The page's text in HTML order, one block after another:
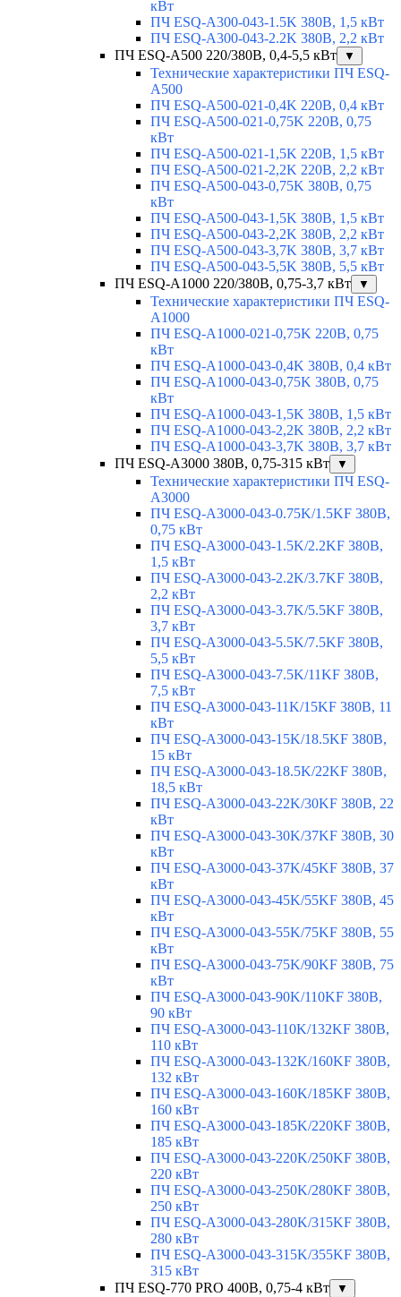
кВт
ПЧ ESQ-A300-043-1.5K 380В, 1,5 кВт
ПЧ ESQ-A300-043-2.2K 380В, 2,2 кВт
ПЧ ESQ-A500 220/380В, 0,4-5,5 кВт
▼
Технические характеристики ПЧ ESQ-
A500
ПЧ ESQ-A500-021-0,4K 220В, 0,4 кВт
ПЧ ESQ-A500-021-0,75K 220В, 0,75
кВт
ПЧ ESQ-A500-021-1,5K 220В, 1,5 кВт
ПЧ ESQ-A500-021-2,2K 220В, 2,2 кВт
ПЧ ESQ-A500-043-0,75K 380В, 0,75
кВт
ПЧ ESQ-A500-043-1,5K 380В, 1,5 кВт
ПЧ ESQ-A500-043-2,2K 380В, 2,2 кВт
ПЧ ESQ-A500-043-3,7K 380В, 3,7 кВт
ПЧ ESQ-A500-043-5,5K 380В, 5,5 кВт
ПЧ ESQ-A1000 220/380В, 0,75-3,7 кВт
▼
Технические характеристики ПЧ ESQ-
A1000
ПЧ ESQ-A1000-021-0,75K 220В, 0,75
кВт
ПЧ ESQ-A1000-043-0,4K 380В, 0,4 кВт
ПЧ ESQ-A1000-043-0,75K 380В, 0,75
кВт
ПЧ ESQ-A1000-043-1,5K 380В, 1,5 кВт
ПЧ ESQ-A1000-043-2,2K 380В, 2,2 кВт
ПЧ ESQ-A1000-043-3,7K 380В, 3,7 кВт
ПЧ ESQ-A3000 380В, 0,75-315 кВт
▼
Технические характеристики ПЧ ESQ-
A3000
ПЧ ESQ-A3000-043-0.75K/1.5KF 380В,
0,75 кВт
ПЧ ESQ-A3000-043-1.5K/2.2KF 380В,
1,5 кВт
ПЧ ESQ-A3000-043-2.2K/3.7KF 380В,
2,2 кВт
ПЧ ESQ-A3000-043-3.7K/5.5KF 380В,
3,7 кВт
ПЧ ESQ-A3000-043-5.5K/7.5KF 380В,
5,5 кВт
ПЧ ESQ-A3000-043-7.5K/11KF 380В,
7,5 кВт
ПЧ ESQ-A3000-043-11K/15KF 380В, 11
кВт
ПЧ ESQ-A3000-043-15K/18.5KF 380В,
15 кВт
ПЧ ESQ-A3000-043-18.5K/22KF 380В,
18,5 кВт
ПЧ ESQ-A3000-043-22K/30KF 380В, 22
кВт
ПЧ ESQ-A3000-043-30K/37KF 380В, 30
кВт
ПЧ ESQ-A3000-043-37K/45KF 380В, 37
кВт
ПЧ ESQ-A3000-043-45K/55KF 380В, 45
кВт
ПЧ ESQ-A3000-043-55K/75KF 380В, 55
кВт
ПЧ ESQ-A3000-043-75K/90KF 380В, 75
кВт
ПЧ ESQ-A3000-043-90K/110KF 380В,
90 кВт
ПЧ ESQ-A3000-043-110K/132KF 380В,
110 кВт
ПЧ ESQ-A3000-043-132K/160KF 380В,
132 кВт
ПЧ ESQ-A3000-043-160K/185KF 380В,
160 кВт
ПЧ ESQ-A3000-043-185K/220KF 380В,
185 кВт
ПЧ ESQ-A3000-043-220K/250KF 380В,
220 кВт
ПЧ ESQ-A3000-043-250K/280KF 380В,
250 кВт
ПЧ ESQ-A3000-043-280K/315KF 380В,
280 кВт
ПЧ ESQ-A3000-043-315K/355KF 380В,
315 кВт
ПЧ ESQ-770 PRO 400В, 0,75-4 кВт
▼